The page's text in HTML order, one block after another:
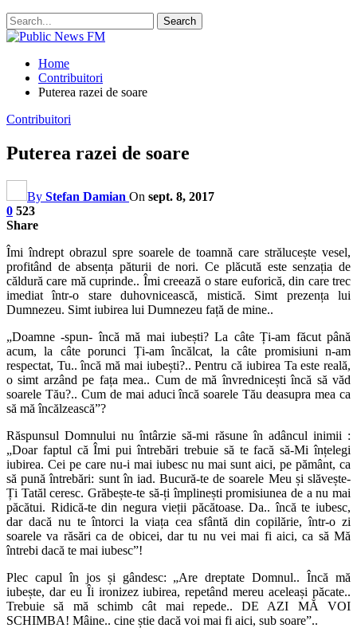
Home
Contribuitori
Puterea razei de soare
Contribuitori
Puterea razei de soare
By Stefan Damian On sept. 8, 2017
0 523
Share
Îmi îndrept obrazul spre soarele de toamnă care strălucește vesel,
profitând de absența păturii de nori. Ce plăcută este senzația de
căldură care mă cuprinde.. Îmi creează o stare euforică, din care trec
imediat într-o stare duhovnicească, mistică. Simt prezența lui
Dumnezeu. Simt iubirea lui Dumnezeu față de mine..
„Doamne -spun- încă mă mai iubești? La câte Ți-am făcut până
acum, la câte porunci Ți-am încălcat, la câte promisiuni n-am
respectat, Tu.. încă mă mai iubești?.. Pentru că iubirea Ta este reală,
o simt arzând pe fața mea.. Cum de mă învrednicești încă să văd
soarele Tău?.. Cum de mai aduci încă soarele Tău deasupra mea ca
să mă încălzească”?
Răspunsul Domnului nu întârzie să-mi răsune în adâncul inimii :
„Doar faptul că Îmi pui întrebări trebuie să te facă să-Mi înțelegi
iubirea. Cei pe care nu-i mai iubesc nu mai sunt aici, pe pământ, ca
să pună întrebări: sunt în iad. Bucură-te de soarele Meu și slăvește-
Ți Tatăl ceresc. Grăbește-te să-ți împlinești promisiunea de a nu mai
păcătui. Ridică-te din negura vieții păcătoase. Da.. încă te iubesc,
dar dacă nu te întorci la viața cea sfântă din copilărie, într-o zi
soarele va răsări ca de obicei, dar tu nu vei mai fi aici, ca să Mă
întrebi dacă te mai iubesc”!
Plec capul în jos și gândesc: „Are dreptate Domnul.. Încă mă
iubește, dar eu Îi ironizez iubirea, repetând mereu aceleași păcate..
Trebuie să mă schimb cât mai repede.. DE AZI MĂ VOI
SCHIMBA! Mâine.. cine știe dacă voi mai fi aici, sub soare”..